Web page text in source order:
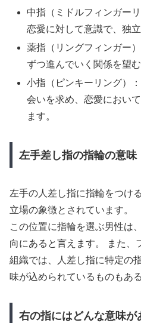
中指（ミドルフィンガー
恋愛に対して意識で、独
薬指（リングフィンガー
ずつ進んでいく関係を望む
小指（ピンキーリング）
会いを求め、恋愛におい
ます。
左手差し指の指輪の意味
左手の人差し指に指輪をつけ
立場の象徴とされています。
この位置に指輪を選ぶ男性は
向にあると言えます。 また、
組織では、人差し指に特定の
味が込められているものもある
右の指にはどんな意味が